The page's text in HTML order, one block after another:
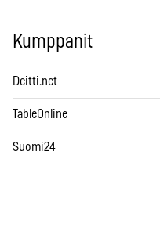
Kumppanit
Deitti.net
TableOnline
Suomi24